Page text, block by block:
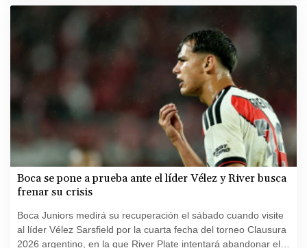
Boca se pone a prueba ante el líder Vélez y River busca
frenar su crisis
Boca Juniors medirá su recuperación el sábado cuando visite
al líder Vélez Sarsfield por la cuarta fecha del torneo Clausura
2026 argentino, en la que River Plate intentará abandonar el